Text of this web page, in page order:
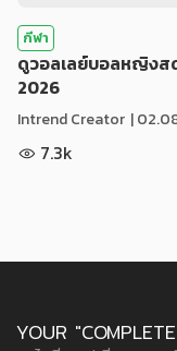
กีฬา
ดูวอลเลย์บอลหญิงส
2026
Intrend Creator |
7.3k
YOUR